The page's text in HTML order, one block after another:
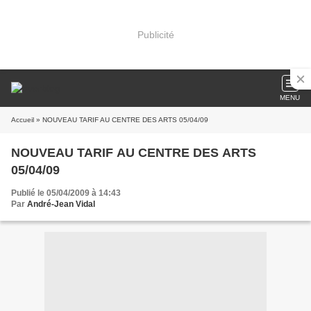
Publicité
MENU
Accueil » NOUVEAU TARIF AU CENTRE DES ARTS 05/04/09
NOUVEAU TARIF AU CENTRE DES ARTS
05/04/09
Publié le 05/04/2009 à 14:43
Par André-Jean Vidal